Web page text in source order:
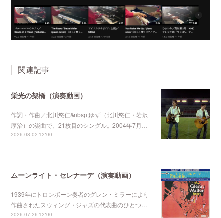
関連記事
栄光の架橋（演奏動画）
作詞・作曲／北川悠仁&nbsp;ゆず（北川悠仁・岩沢
厚治）の楽曲で、21枚目のシングル。2004年7月…
2026.08.02 12:00
ムーンライト・セレナーデ（演奏動画）
1939年にトロンボーン奏者のグレン・ミラーにより
作曲されたスウィング・ジャズの代表曲のひとつ…
2026.07.26 12:00